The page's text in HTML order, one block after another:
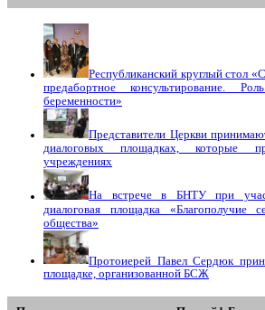
Республиканский круглый стол
предабортное консультирование.
беременности»
Представители Церкви
диалоговых площадках, которые
учреждениях
На встрече в БНТУ при
диалоговая площадка «Благополучие
общества»
Протоиерей Павел Сердюк
площадке, организованной БСЖ